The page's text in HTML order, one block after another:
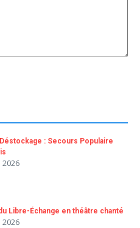
: Secours Populaire
2026
Libre-Échange en théâtre chanté
2026